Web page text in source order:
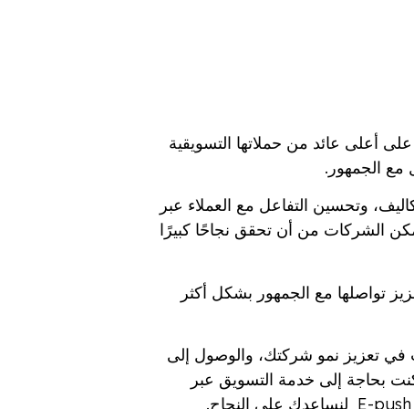
أعلى عائد من حملاتها التسويقية
مع الجمهور.
وتحسين التفاعل مع العملاء عبر
الشركات من أن تحقق نجاحًا كبيرًا
تواصلها مع الجمهور بشكل أكثر
في تعزيز نمو شركتك، والوصول إلى
بحاجة إلى خدمة التسويق عبر